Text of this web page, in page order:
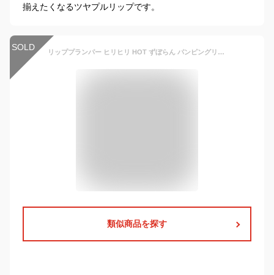
揃えたくなるツヤプルリップです。
SOLD リッププランパー ヒリヒリ HOT ずぼらん パンピングリップ 2.5g / クリア レッド リップグロス ボリュームリップ リップ メイク ツヤ プランプ プランパー カプサイシン ピリピリ スースー 痛いリップ ぷるつや 可愛い 韓国コスメ apm24
類似商品を探す